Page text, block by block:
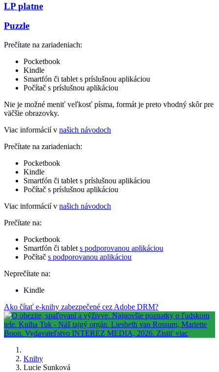
LP platne
Puzzle
Prečítate na zariadeniach:
Pocketbook
Kindle
Smartfón či tablet s príslušnou aplikáciou
Počítač s príslušnou aplikáciou
Nie je možné meniť veľkosť písma, formát je preto vhodný skôr pre
väčšie obrazovky.
Viac informácií v našich návodoch
Prečítate na zariadeniach:
Pocketbook
Kindle
Smartfón či tablet s príslušnou aplikáciou
Počítač s príslušnou aplikáciou
Viac informácií v našich návodoch
Prečítate na:
Pocketbook
Smartfón či tablet s podporovanou aplikáciou
Počítač s podporovanou aplikáciou
Neprečítate na:
Kindle
Ako čítať e-knihy zabezpečené cez Adobe DRM?
Knihy
Lucie Sunková